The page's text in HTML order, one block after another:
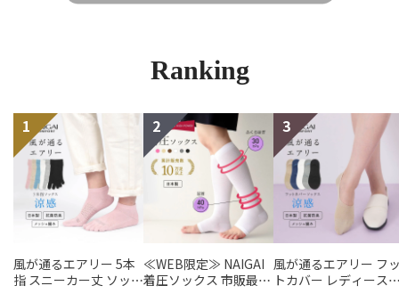
Ranking
風が通るエアリー 5本
指 スニーカー丈 ソック
≪WEB限定≫ NAIGAI
着圧ソックス 市販最強
風が通るエアリー フ
トカバー レディース